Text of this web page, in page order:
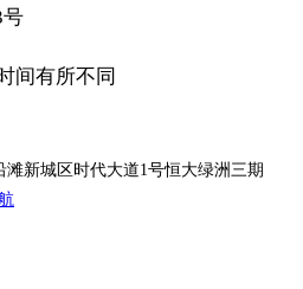
间有所不同
滩新城区时代大道1号恒大绿洲三期